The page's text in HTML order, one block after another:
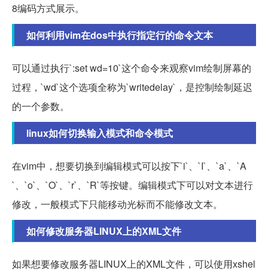
8编码方式展示。
如何利用vim在dos中执行指定行的命令文本
可以通过执行`:set wd=10`这个命令来观察vim绘制屏幕的
过程，`wd`这个选项全称为`writedelay`，是控制绘制延迟
的一个参数。
linux如何切换输入模式和命令模式
在vim中，想要切换到编辑模式可以按下`i`、`I`、`a`、`A
`、`o`、`O`、`r`、`R`等按键。编辑模式下可以对文本进行
修改，一般模式下只能移动光标而不能修改文本。
如何修改服务器LINUX上的XML文件
如果想要修改服务器LINUX上的XML文件，可以使用xshel